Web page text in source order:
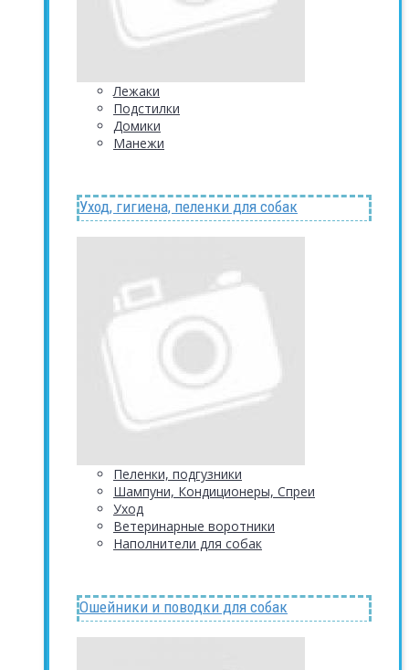
Лежаки
Подстилки
Домики
Манежи
Уход, гигиена, пеленки для собак
Пеленки, подгузники
Шампуни, Кондиционеры, Спреи
Уход
Ветеринарные воротники
Наполнители для собак
Ошейники и поводки для собак